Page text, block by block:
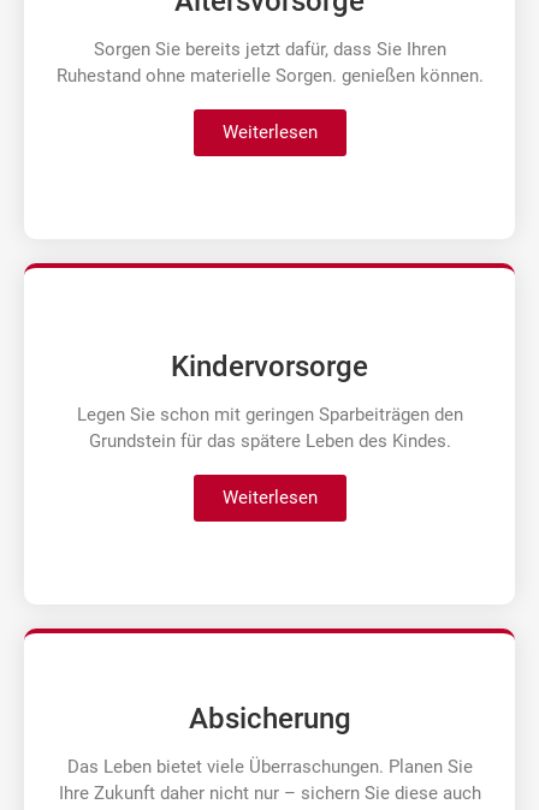
Sorgen Sie bereits jetzt dafür, dass Sie Ihren
Ruhestand ohne materielle Sorgen. genießen können.
Weiterlesen
Kindervorsorge
Legen Sie schon mit geringen Sparbeiträgen den
Grundstein für das spätere Leben des Kindes.
Weiterlesen
Absicherung
Das Leben bietet viele Überraschungen. Planen Sie
Ihre Zukunft daher nicht nur – sichern Sie diese auch